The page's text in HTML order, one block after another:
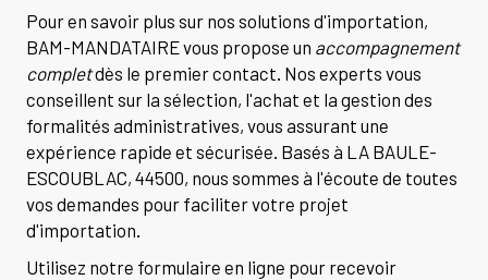
Pour en savoir plus sur nos solutions d'importation,
BAM-MANDATAIRE vous propose un accompagnement
completdès le premier contact. Nos experts vous
conseillent sur la sélection, l'achat et la gestion des
formalités administratives, vous assurant une
expérience rapide et sécurisée. Basés à LA BAULE-
ESCOUBLAC, 44500, nous sommes à l'écoute de toutes
vos demandes pour faciliter votre projet
d'importation.
Utilisez notre formulaire en ligne pour recevoir